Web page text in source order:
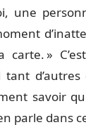
une
carte. »
tant
savoir
parle dans